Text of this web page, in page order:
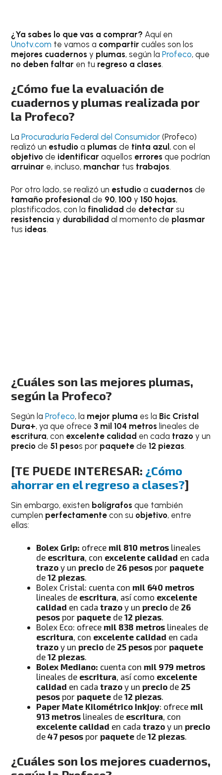
¿Ya sabes lo que vas a comprar? Aquí en
Unotv.com te vamos a compartircuáles son los
mejores cuadernosy plumas, según laProfeco, que
no deben faltar en tu regreso a clases.
¿Cómo fue la evaluación de
cuadernos y plumas realizada por
la Profeco?
LaProcuraduría Federal del Consumidor (Profeco)
realizó un estudioa plumasde tinta azul , con el
objetivode identificaraquellos erroresque podrían
arruinar e, incluso, manchar tus trabajos.
Por otro lado, se realizó un estudioa cuadernosde
tamaño profesional de 90,100y150 hojas,
plastificados, con la finalidadde detectarsu
resistenciay durabilidadal momento de plasmar
tus ideas.
¿Cuáles son las mejores plumas,
según la Profeco?
Según laProfeco, la mejor pluma es la Bic Cristal
Dura+, ya que ofrece 3 mil 104 metros lineales de
escritura, con excelente calidad en cada trazoy un
preciode 51 pesos por paquetede12 piezas.
[TE PUEDE INTERESAR: ¿Cómo
ahorrar en el regreso a clases?]
Sin embargo, existen bolígrafosque también
cumplen perfectamentecon su objetivo, entre
ellas:
Bolex Grip: ofrece mil 810 metros lineales
de escritura, con excelente calidad en cada
trazoy un precio de 26 pesos por paquete
de12 piezas.
Bolex Cristal: cuenta con mil 640 metros
lineales de escritura, así como excelente
calidad en cadatrazoy un precio de 26
pesos por paquete de12 piezas.
Bolex Eco: ofrece mil 838 metros lineales de
escritura, con excelente calidad en cada
trazoy un precio de 25 pesos por paquete
de12 piezas.
Bolex Mediano: cuenta con mil 979 metros
lineales de escritura, así como excelente
calidad en cadatrazoy un precio de 25
pesos por paquete de12 piezas.
Paper Mate Kilométrico Inkjoy: ofrece mil
913 metros lineales de escritura, con
excelente calidad en cadatrazoy un precio
de47 pesos por paquete de12 piezas.
¿Cuáles son los mejores cuadernos,